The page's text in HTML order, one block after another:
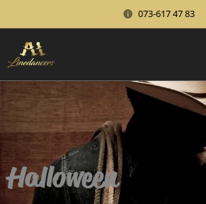
073-617 47 83
Halloween